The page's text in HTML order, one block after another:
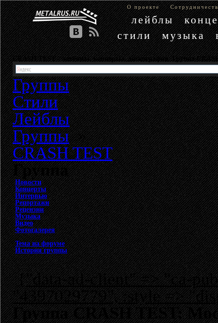
О проекте
лейблы
стили
музыка
CRASH TEST - альбомы, концерты, дискография. Группа
Группы
Стили
Лейблы
Группы»
CRASH TEST
Группа
Новости
Концерты
Интервью
Репортажи
Рецензии
Музыка
Видео
Фотогалерея
Тема на форуме
История группы
{"data-ad-client" => "ca-
"4397029779", :style =>
Группа CRASH TEST: